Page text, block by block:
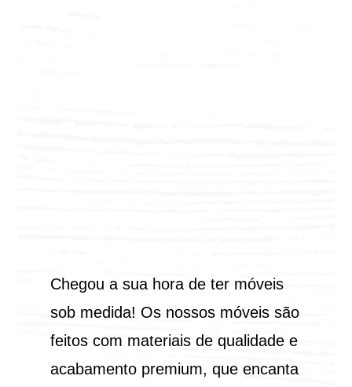
Chegou a sua hora de ter móveis
sob medida! Os nossos móveis são
feitos com materiais de qualidade e
acabamento premium, que encanta